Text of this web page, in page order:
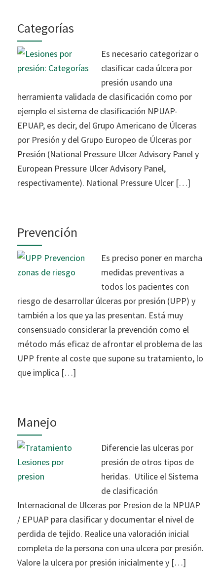
Categorías
Es necesario categorizar o
clasificar cada úlcera por
presión usando una
herramienta validada de clasificación como por
ejemplo el sistema de clasificación NPUAP-
EPUAP, es decir, del Grupo Americano de Úlceras
por Presión y del Grupo Europeo de Úlceras por
Presión (National Pressure Ulcer Advisory Panel y
European Pressure Ulcer Advisory Panel,
respectivamente). National Pressure Ulcer […]
Prevención
Es preciso poner en marcha
medidas preventivas a
todos los pacientes con
riesgo de desarrollar úlceras por presión (UPP) y
también a los que ya las presentan. Está muy
consensuado considerar la prevención como el
método más eficaz de afrontar el problema de las
UPP frente al coste que supone su tratamiento, lo
que implica […]
Manejo
Diferencie las ulceras por
presión de otros tipos de
heridas. Utilice el Sistema
de clasificación
Internacional de Ulceras por Presion de la NPUAP
/ EPUAP para clasificar y documentar el nivel de
perdida de tejido. Realice una valoración inicial
completa de la persona con una ulcera por presión.
Valore la ulcera por presión inicialmente y […]